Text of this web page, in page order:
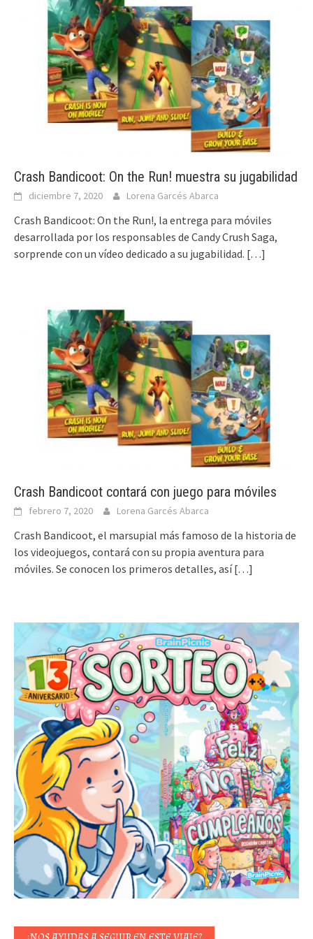
Crash Bandicoot: On the Run! muestra su jugabilidad
diciembre 7, 2020 Lorena Garcés Abarca
Crash Bandicoot: On the Run!, la entrega para móviles
desarrollada por los responsables de Candy Crush Saga,
sorprende con un vídeo dedicado a su jugabilidad. […]
Crash Bandicoot contará con juego para móviles
febrero 7, 2020 Lorena Garcés Abarca
Crash Bandicoot, el marsupial más famoso de la historia de
los videojuegos, contará con su propia aventura para
móviles. Se conocen los primeros detalles, así[…]